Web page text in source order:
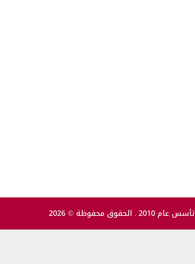
تأسس عام 2010 . الحقوق محفوظة © 2026